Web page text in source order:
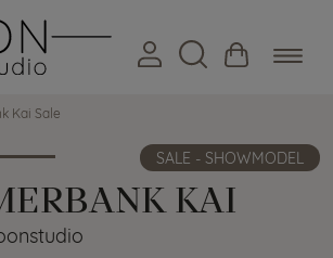
Kai Sale
SALE - SHOWMODEL
KAI